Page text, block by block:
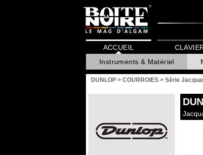
ACCUEIL
Instruments & Matériel
DUNLOP > COURROIES > Série